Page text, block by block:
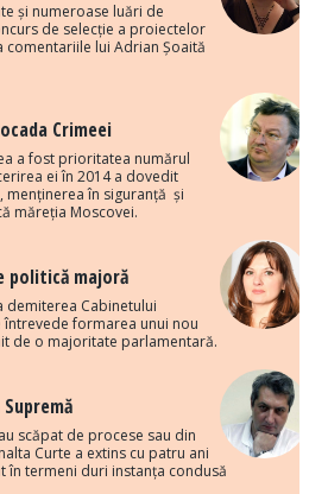
și numeroase luări de
de selecție a proiectelor
comentariile lui Adrian Șoaită
Crimeei
a fost prioritatea numărul
ei în 2014 a dovedit
menținerea în siguranță și
măreția Moscovei.
politică majoră
demiterea Cabinetului
întrevede formarea unui nou
de o majoritate parlamentară.
scăpat de procese sau din
Curte a extins cu patru ani
în termeni duri instanța condusă